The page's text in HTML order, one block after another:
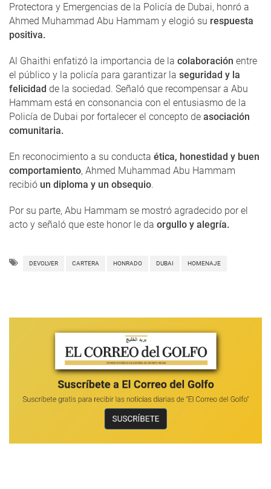
Protectora y Emergencias de la Policía de Dubai, honró a
Ahmed Muhammad Abu Hammam y elogió su respuesta
positiva.
Al Ghaithi enfatizó la importancia de la colaboración entre
el público y la policía para garantizar la seguridad y la
felicidad de la sociedad. Señaló que recompensar a Abu
Hammam está en consonancia con el entusiasmo de la
Policía de Dubai por fortalecer el concepto de asociación
comunitaria.
En reconocimiento a su conducta ética, honestidad y buen
comportamiento, Ahmed Muhammad Abu Hammam
recibió un diploma y un obsequio.
Por su parte, Abu Hammam se mostró agradecido por el
acto y señaló que este honor le da orgullo y alegría.
DEVOLVER CARTERA HONRADO DUBAI HOMENAJE